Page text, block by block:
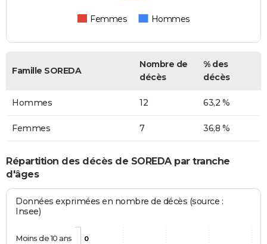
Femmes Hommes
Famille SOREDA
Nombre de
décès
% des
décès
Hommes 12 63,2 %
Femmes 7 36,8 %
Répartition des décès de SOREDA par tranche
d'âges
Données exprimées en nombre de décès (source :
Insee)
0
Moins de 10 ans